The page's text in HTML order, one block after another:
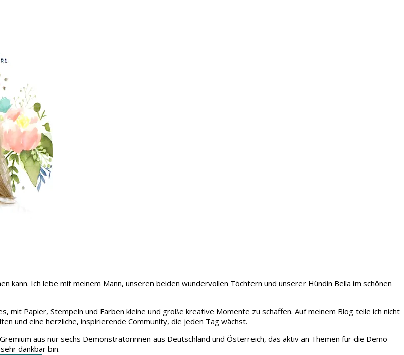
kann. Ich lebe mit meinem Mann, unseren beiden wundervollen Töchtern und unserer Hündin Bella im schönen
mit Papier, Stempeln und Farben kleine und große kreative Momente zu schaffen. Auf meinem Blog teile ich nicht
und eine herzliche, inspirierende Community, die jeden Tag wächst.
aus nur sechs Demonstratorinnen aus Deutschland und Österreich, das aktiv an Themen für die Demo-
dankbar bin.